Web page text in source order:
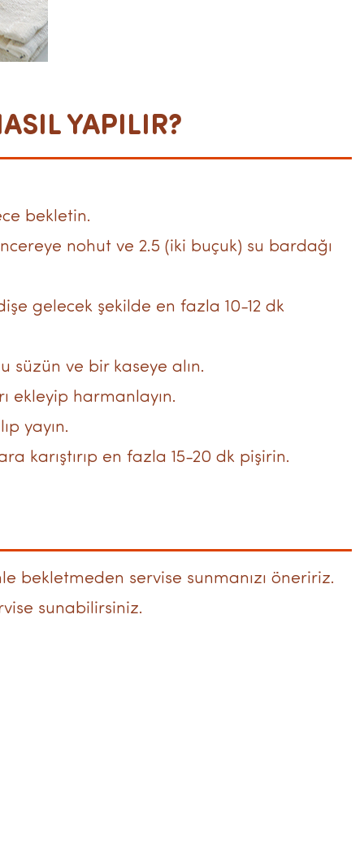
YAPILIR?
bekletin.
nohut ve 2.5 (iki buçuk) su bardağı
gelecek şekilde en fazla 10-12 dk
süzün ve bir kaseye alın.
ekleyip harmanlayın.
yayın.
karıştırıp en fazla 15-20 dk pişirin.
bekletmeden servise sunmanızı öneririz.
sunabilirsiniz.